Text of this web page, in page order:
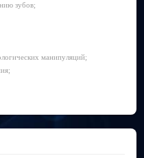
зубов;
манипуляций;